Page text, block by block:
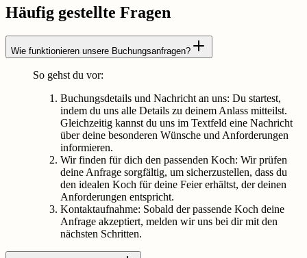
Häufig gestellte Fragen
Wie funktionieren unsere Buchungsanfragen?
So gehst du vor:
Buchungsdetails und Nachricht an uns: Du startest,
indem du uns alle Details zu deinem Anlass mitteilst.
Gleichzeitig kannst du uns im Textfeld eine Nachricht
über deine besonderen Wünsche und Anforderungen
informieren.
Wir finden für dich den passenden Koch: Wir prüfen
deine Anfrage sorgfältig, um sicherzustellen, dass du
den idealen Koch für deine Feier erhältst, der deinen
Anforderungen entspricht.
Kontaktaufnahme: Sobald der passende Koch deine
Anfrage akzeptiert, melden wir uns bei dir mit den
nächsten Schritten.